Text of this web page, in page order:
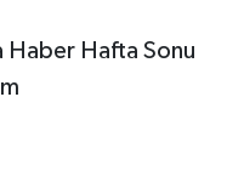
Haber Hafta Sonu